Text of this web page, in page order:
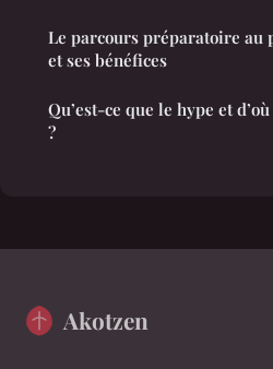
Le parcours préparatoire au
et ses bénéfices
Qu’est-ce que le hype et
?
Akotzen